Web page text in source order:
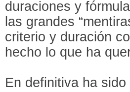
duraciones y
las grandes
criterio y duración
hecho lo que ha
En definitiva ha